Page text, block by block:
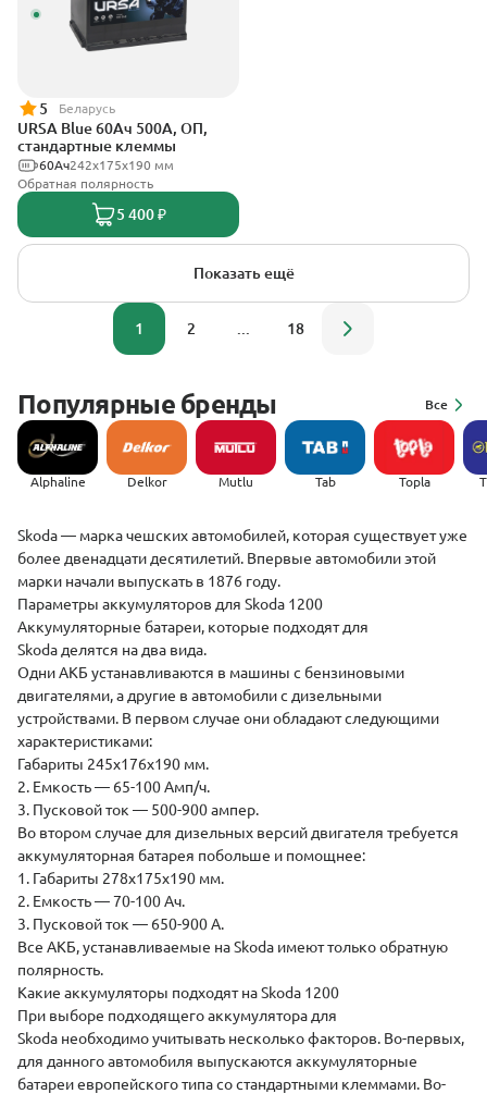
5 Беларусь
URSA Blue 60Ач 500А, ОП,
стандартные клеммы
242х175х190 мм
60Ач
Обратная полярность
5 400 ₽
Показать ещё
1 2 18
Популярные бренды Все
Alphaline Delkor Mutlu Tab Topla
Skoda — марка чешских автомобилей, которая существует уже
более двенадцати десятилетий. Впервые автомобили этой
марки начали выпускать в 1876 году.
Параметры аккумуляторов для Skoda 1200
Аккумуляторные батареи, которые подходят для
Skoda делятся на два вида.
Одни АКБ устанавливаются в машины с бензиновыми
двигателями, а другие в автомобили с дизельными
устройствами. В первом случае они обладают следующими
характеристиками:
Габариты 245х176х190 мм.
2. Емкость — 65-100 Амп/ч.
3. Пусковой ток — 500-900 ампер.
Во втором случае для дизельных версий двигателя требуется
аккумуляторная батарея побольше и помощнее:
1. Габариты 278х175х190 мм.
2. Емкость — 70-100 Ач.
3. Пусковой ток — 650-900 А.
Все АКБ, устанавливаемые на Skoda имеют только обратную
полярность.
Какие аккумуляторы подходят на Skoda 1200
При выборе подходящего аккумулятора для
Skoda необходимо учитывать несколько факторов. Во-первых,
для данного автомобиля выпускаются аккумуляторные
батареи европейского типа со стандартными клеммами. Во-